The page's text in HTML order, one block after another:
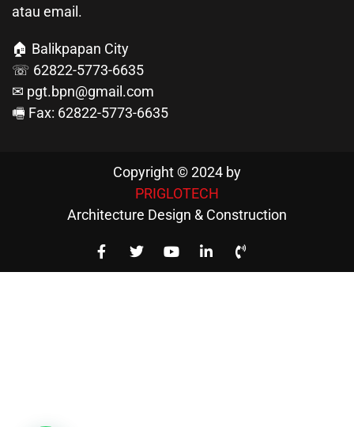
atau email.
🏠 Balikpapan City
☏ 62822-5773-6635
✉ pgt.bpn@gmail.com
🖷 Fax: 62822-5773-6635
Copyright © 2024 by
PRIGLOTECH
Architecture Design & Construction